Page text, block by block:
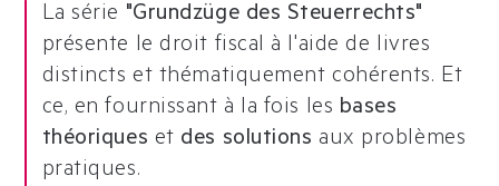
La série "Grundzüge des Steuerrechts"
présente le droit fiscal à l'aide de livres
distincts et thématiquement cohérents. Et
ce, en fournissant à la fois les bases
théoriques et des solutions aux problèmes
pratiques.